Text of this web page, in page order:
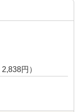
2,838円）